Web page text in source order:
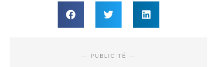
— PUBLICITÉ —